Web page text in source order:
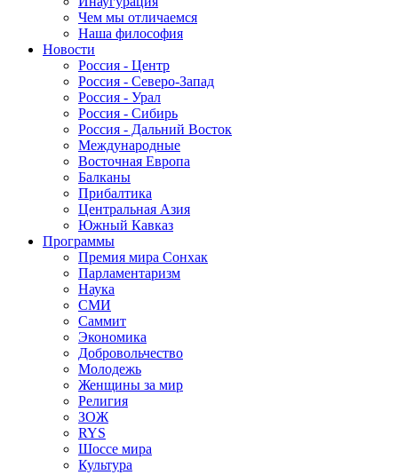
Чем мы отличаемся
Наша философия
Новости
Россия - Центр
Россия - Северо-Запад
Россия - Урал
Россия - Сибирь
Россия - Дальний Восток
Международные
Восточная Европа
Балканы
Прибалтика
Центральная Азия
Южный Кавказ
Программы
Премия мира Сонхак
Парламентаризм
Наука
СМИ
Саммит
Экономика
Добровольчество
Молодежь
Женщины за мир
Религия
ЗОЖ
RYS
Шоссе мира
Культура